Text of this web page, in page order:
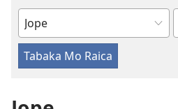
iVola
ena
iVolatabu